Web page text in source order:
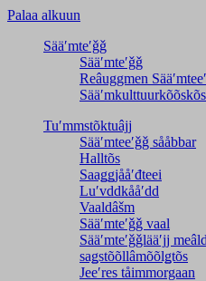
Palaa alkuun
Sääʹmteʹǧǧ
Sääʹmteʹǧǧ
Reâuggmen
Tuʹmmstõktuâjj
Sääʹmteeʹǧǧ sååbbar
Halltõs
Saaǥǥjååʹđteei
Luʹvddkååʹdd
Vaaldâšm
Sääʹmteʹǧǧ vaal
Sääʹmteʹǧǧlääʹjj
saǥstõõllâmõõlǥtõs
Jeeʹres tåimmorgaan